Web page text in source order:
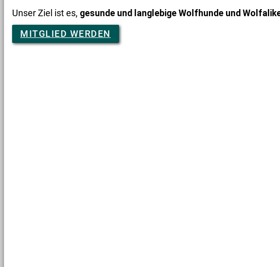
Unser Ziel ist es, gesunde und langlebige Wolfhunde und
MITGLIED WERDEN